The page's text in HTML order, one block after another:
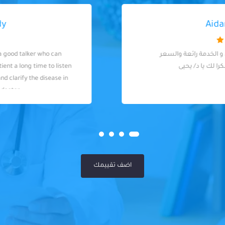
A good listener is a good talker who can
spend with the patient a long time to listen
to the complaint and clarify the disease in
اضف تقييمك